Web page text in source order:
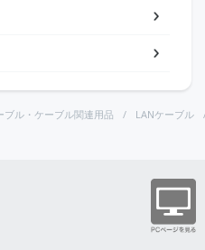
ブル・ケーブル関連用品 LANケーブル